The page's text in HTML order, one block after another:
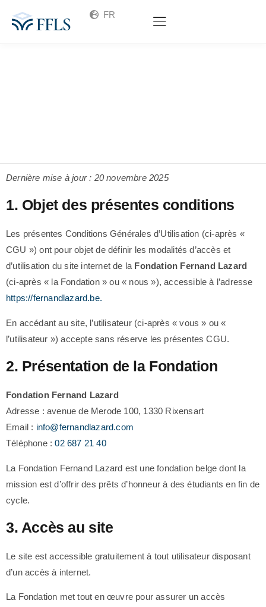
FR
Dernière mise à jour : 20 novembre 2025
1. Objet des présentes conditions
Les présentes Conditions Générales d’Utilisation (ci-après «
CGU ») ont pour objet de définir les modalités d’accès et
d’utilisation du site internet de la Fondation Fernand Lazard
(ci-après « la Fondation » ou « nous »), accessible à l’adresse
https://fernandlazard.be.
En accédant au site, l’utilisateur (ci-après « vous » ou «
l’utilisateur ») accepte sans réserve les présentes CGU.
2. Présentation de la Fondation
Fondation Fernand Lazard
Adresse : avenue de Merode 100, 1330 Rixensart
Email : info@fernandlazard.com
Téléphone :02 687 21 40
La Fondation Fernand Lazard est une fondation belge dont la
mission est d’offrir des prêts d’honneur à des étudiants en fin de
cycle.
3. Accès au site
Le site est accessible gratuitement à tout utilisateur disposant
d’un accès à internet.
La Fondation met tout en œuvre pour assurer un accès